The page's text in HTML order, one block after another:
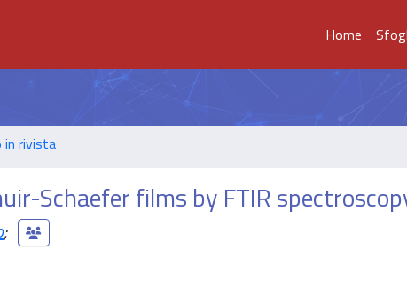
Home
in rivista
Schaefer films by FTIR
;